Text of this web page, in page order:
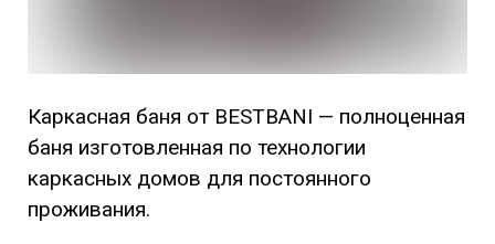
Каркасная баня от BESTBANI — полноценная
баня изготовленная по технологии
каркасных домов для постоянного
проживания.